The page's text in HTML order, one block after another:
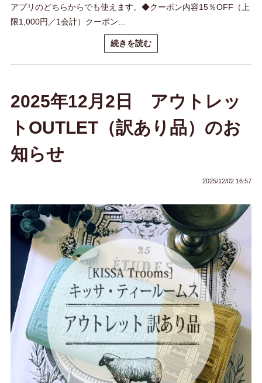
アプリのどちらからでも使えます。◆クーポン内容15％OFF（上
限1,000円／1会計）クーポン...
続きを読む
2025年12月2日 アウトレッ
トOUTLET（訳あり品）のお
知らせ
2025/12/02 16:57